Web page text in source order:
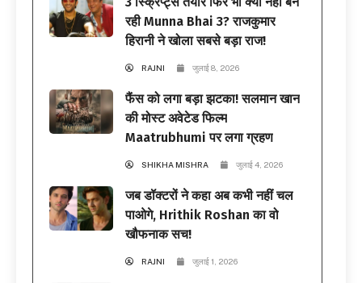
रही Munna Bhai 3? राजकुमार
हिरानी ने खोला सबसे बड़ा राज!
RAJNI जुलाई 8, 2026
फैंस को लगा बड़ा झटका! सलमान खान
की मोस्ट अवेटेड फिल्म
Maatrubhumi पर लगा ग्रहण
SHIKHA MISHRA जुलाई 4, 2026
जब डॉक्टरों ने कहा अब कभी नहीं चल
पाओगे, Hrithik Roshan का वो
खौफनाक सच!
RAJNI जुलाई 1, 2026